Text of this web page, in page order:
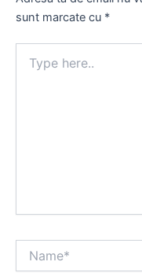
sunt marcate cu *
here..